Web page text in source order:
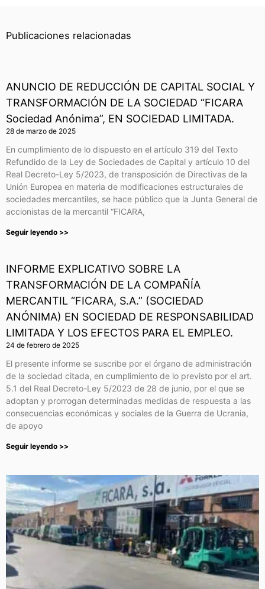
Publicaciones relacionadas
ANUNCIO DE REDUCCIÓN DE CAPITAL SOCIAL Y
TRANSFORMACIÓN DE LA SOCIEDAD “FICARA
Sociedad Anónima”, EN SOCIEDAD LIMITADA.
28 de marzo de 2025
En cumplimiento de lo dispuesto en el artículo 319 del Texto
Refundido de la Ley de Sociedades de Capital y artículo 10 del
Real Decreto-Ley 5/2023, de transposición de Directivas de la
Unión Europea en materia de modificaciones estructurales de
sociedades mercantiles, se hace público que la Junta General de
accionistas de la mercantil “FICARA,
Seguir leyendo >>
INFORME EXPLICATIVO SOBRE LA
TRANSFORMACIÓN DE LA COMPAÑÍA
MERCANTIL “FICARA, S.A.” (SOCIEDAD
ANÓNIMA) EN SOCIEDAD DE RESPONSABILIDAD
LIMITADA Y LOS EFECTOS PARA EL EMPLEO.
24 de febrero de 2025
El presente informe se suscribe por el órgano de administración
de la sociedad citada, en cumplimiento de lo previsto por el art.
5.1 del Real Decreto-Ley 5/2023 de 28 de junio, por el que se
adoptan y prorrogan determinadas medidas de respuesta a las
consecuencias económicas y sociales de la Guerra de Ucrania,
de apoyo
Seguir leyendo >>